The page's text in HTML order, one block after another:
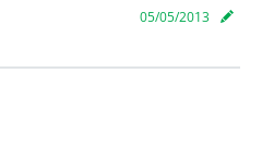
05/05/2013